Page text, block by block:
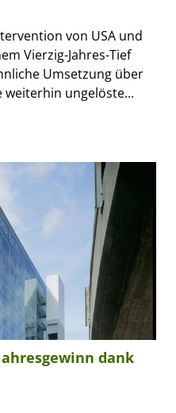
von USA und
Vierzig-Jahres-Tief
Umsetzung über
weiterhin ungelöste...
dank